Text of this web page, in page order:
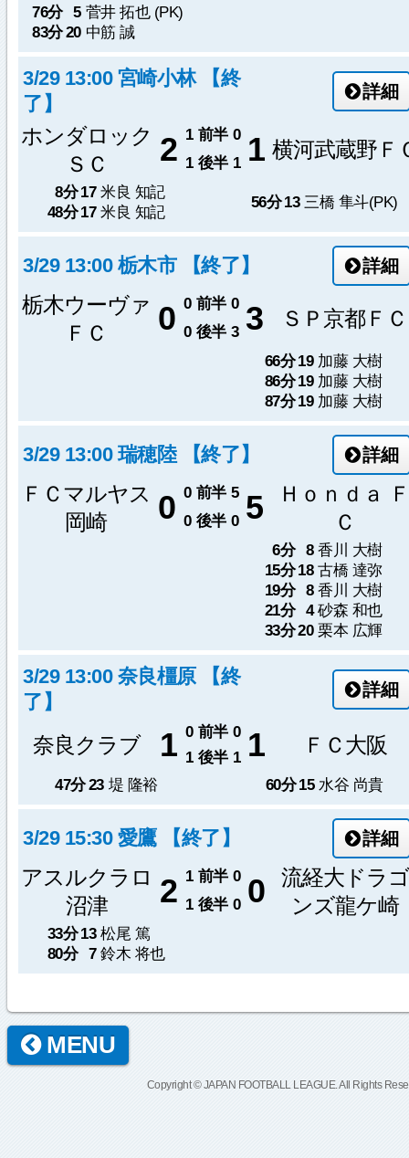
76分
5 菅井 拓也 (PK)
83分20 中筋 誠
3/29 13:00 宮崎小林 【終
了】
詳細
ホンダロック
ＳＣ
2 1 前半 0 1 横河武蔵野Ｆ
1 後半 1
8分 17 米良 知記
48分 17 米良 知記
56分 13 三橋 隼斗(PK)
3/29 13:00 栃木市 【終了】 詳細
栃木ウーヴァ
ＦＣ
0 0 前半 0 3 ＳＰ京都ＦＣ
0 後半 3
66分 19 加藤 大樹
86分 19 加藤 大樹
87分 19 加藤 大樹
3/29 13:00 瑞穂陸 【終了】 詳細
ＦＣマルヤス
岡崎
0 0 前半 5 5
Ｈｏｎｄａ Ｆ
Ｃ
0 後半 0
6分
8 香川 大樹
15分 18 古橋 達弥
19分
8 香川 大樹
21分
4 砂森 和也
33分20 栗本 広輝
3/29 13:00 奈良橿原 【終
了】
詳細
奈良クラブ 1 0 前半 0 1 ＦＣ大阪
1 後半 1
47分23 堤 隆裕 60分 15 水谷 尚貴
3/29 15:30 愛鷹 【終了】 詳細
アスルクラロ
沼津
2 1 前半 0 0
流経大ドラゴ
ンズ龍ケ崎
1 後半 0
33分 13 松尾 篤
80分
7 鈴木 将也
MENU
Copyright © JAPAN FOOTBALL LEAGUE. All Rights